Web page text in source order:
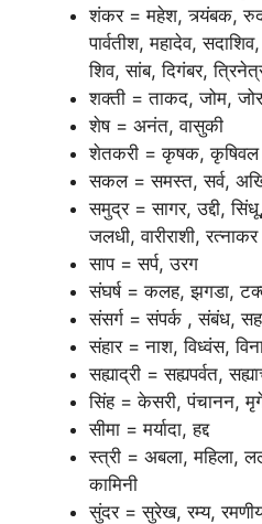
शंकर = महेश, त्र्यंबक,
पार्वतीश, महादेव,
शिव, सांब, दिगंबर,
शक्ती = ताकद, जोम,
शेष = अनंत, वासुकी
शेतकरी = कृषक, कृषिवल
सकल = समस्त, सर्व,
समुद्र = सागर, उद्दी,
जलधी, वारीराशी, रत्नाकर
साप = सर्प, उरग
संघर्ष = कलह, झगडा,
संसर्ग = संपर्क , संबंध,
संहार = नाश, विध्वंस,
सह्याद्री = सह्यपर्वत,
सिंह = केसरी, पंचानन,
सीमा = मर्यादा, हद्द
स्त्री = अबला, महिला,
कामिनी
सुंदर = सुरेख, रम्य,